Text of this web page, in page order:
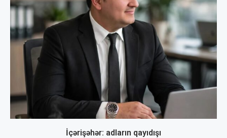
İçərişəhər: adların qayıdışı